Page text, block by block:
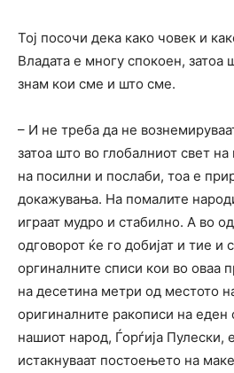
Тој посочи дека како човек и
Владата е многу спокоен, затоа
знам кои сме и што сме.
– И не треба да не
затоа што во глобалниот свет
на посилни и послаби, тоа е
докажувања. На помалите
играат мудро и стабилно. А во
одговорот ќе го добијат и тие и
оргиналните списи кои во оваа
на десетина метри од местото
оригиналните ракописи на еден
нашиот народ, Ѓорѓија Пулески,
истакнуваат постоењето на